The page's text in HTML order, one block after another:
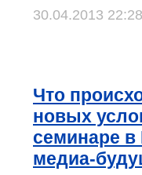
30.04.2013 22:28
Что
новых
семинаре в
медиа-